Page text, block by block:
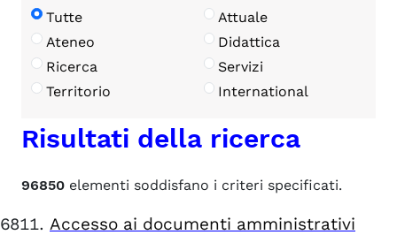
Tutte
Attuale
Ateneo
Didattica
Ricerca
Servizi
Territorio
International
Risultati della ricerca
96850 elementi soddisfano i criteri specificati.
Accesso ai documenti amministrativi